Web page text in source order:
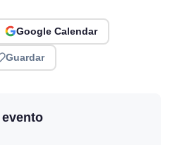
Google Calendar
Guardar